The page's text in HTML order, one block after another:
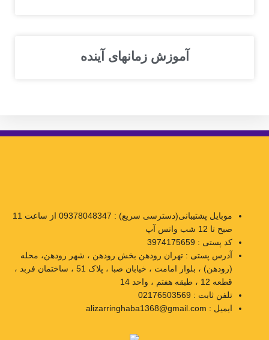
آموزش زمانهای آینده
موبایل پشتیبانی(دسترسی سریع) : 09378048347 از ساعت 11
صبح تا 12 شب واتس آپ
کد پستی : 3974175659
آدرس پستی : تهران رودهن بخش رودهن ، شهر رودهن، محله
(رودهن) ، بلوار امامت ، خیابان صبا ، پلاک 51 ، ساختمان فربد ،
قطعه 12 ، طبقه هفتم ، واحد 14
تلفن ثابت : 02176503569
ایمیل : alizarringhaba1368@gmail.com